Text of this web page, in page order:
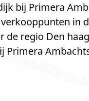
bij Primera
in
regio Den
Primera